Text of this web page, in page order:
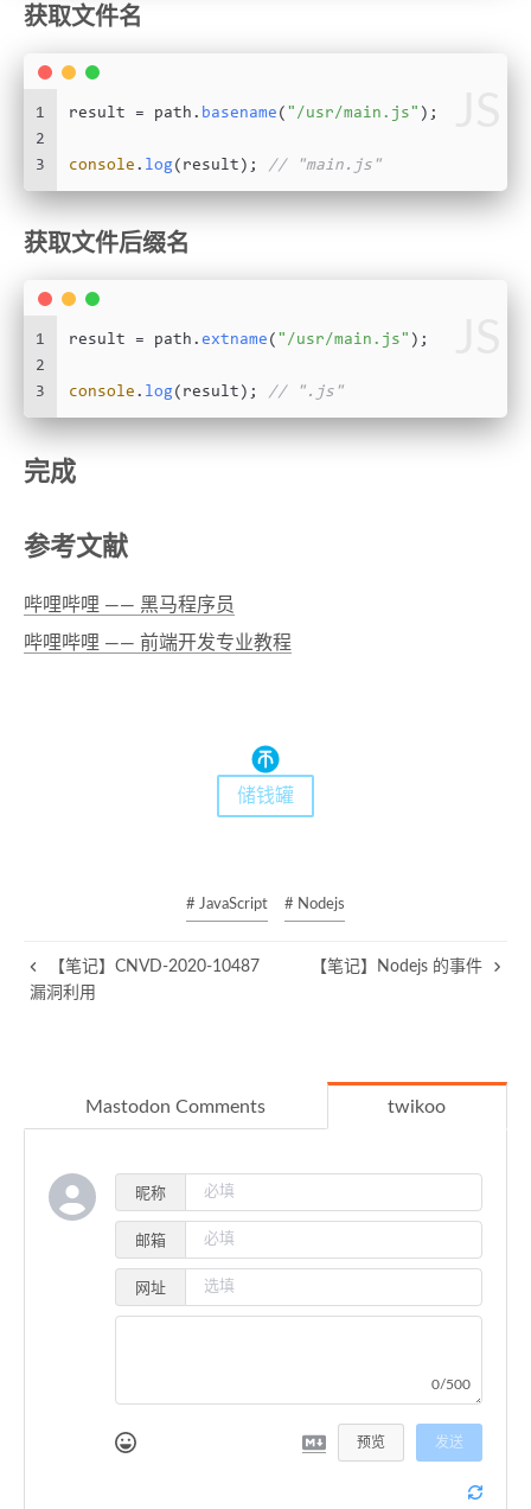
获取文件名
1
2
3
result = path. basename ( "/usr/main.js" );
console . log(result); // "main.js"
获取文件后缀名
1
2
3
result = path. extname ( "/usr/main.js" );
console . log(result); // ".js"
完成
参考文献
哔哩哔哩 —— 黑马程序员
哔哩哔哩 —— 前端开发专业教程
储钱罐
# JavaScript # Nodejs
【笔记】CNVD-2020-10487
漏洞利用
【笔记】Nodejs 的事件
Mastodon Comments twikoo
昵称
邮箱
网址
0/500
预览 发送